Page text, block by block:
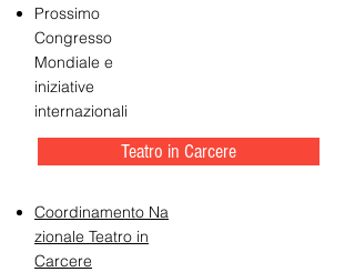
Prossimo
Congresso
Mondiale e
iniziative
internazionali
Teatro in Carcere
Coordinamento Na
zionale Teatro in
Carcere